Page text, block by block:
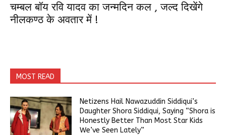
चम्बल बॉय रवि यादव का जन्मदिन कल , जल्द दिखेंगे
नीलकण्ठ के अवतार में !
MOST READ
Netizens Hail Nawazuddin Siddiqui’s
Daughter Shora Siddiqui, Saying “Shora is
Honestly Better Than Most Star Kids
We’ve Seen Lately”